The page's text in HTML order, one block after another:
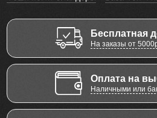
Бесплатная
На заказы от
Оплата на
Наличными или